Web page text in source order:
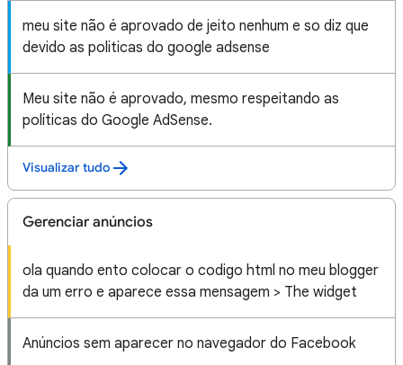
meu site não é aprovado de jeito nenhum e so diz que
devido as politicas do google adsense
Meu site não é aprovado, mesmo respeitando as
políticas do Google AdSense.
Visualizar tudo
Gerenciar anúncios
ola quando ento colocar o codigo html no meu blogger
da um erro e aparece essa mensagem > The widget
Anúncios sem aparecer no navegador do Facebook